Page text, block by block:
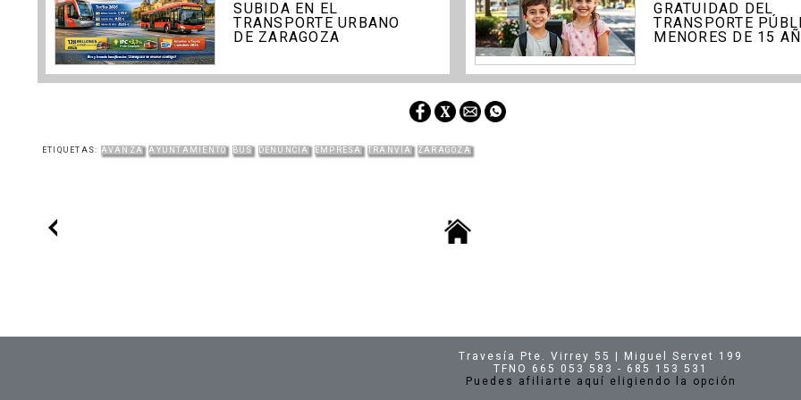
SUBIDA EN EL
TRANSPORTE URBANO
DE ZARAGOZA
GRATUIDAD DEL
TRANSPORTE
MENORES DE 15
ETIQUETAS: AVANZA AYUNTAMIENTO BUS DENUNCIA EMPRESA TRANVÍA ZARAGOZA
Travesía Pte. Virrey 55 | Miguel Servet 199
TFNO 665 053 583 - 685 153 531
Puedes afiliarte aquí eligiendo la opción